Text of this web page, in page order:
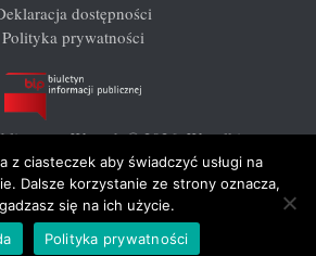
dostępności
Polityka prywatności
w Wyrach © 2026. Wszelkie prawa
zastrzeżone.
z ciasteczek aby świadczyć usługi na
Dalsze korzystanie ze strony oznacza,
się na ich użycie.
Polityka prywatności